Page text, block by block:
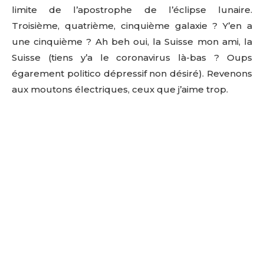
limite de l’apostrophe de l’éclipse lunaire.
Troisième, quatrième, cinquième galaxie ? Y’en a
une cinquième ? Ah beh oui, la Suisse mon ami, la
Suisse (tiens y’a le coronavirus là-bas ? Oups
égarement politico dépressif non désiré). Revenons
aux moutons électriques, ceux que j’aime trop.